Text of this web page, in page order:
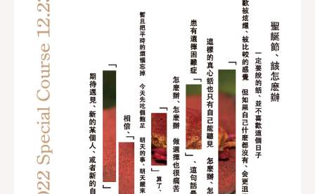
オクズミ商事
学校法人加藤学園
横浜市
株式会社 未来ガ驚喜研究所
Panasonic
江東区
日鉄興和不動産株式会社